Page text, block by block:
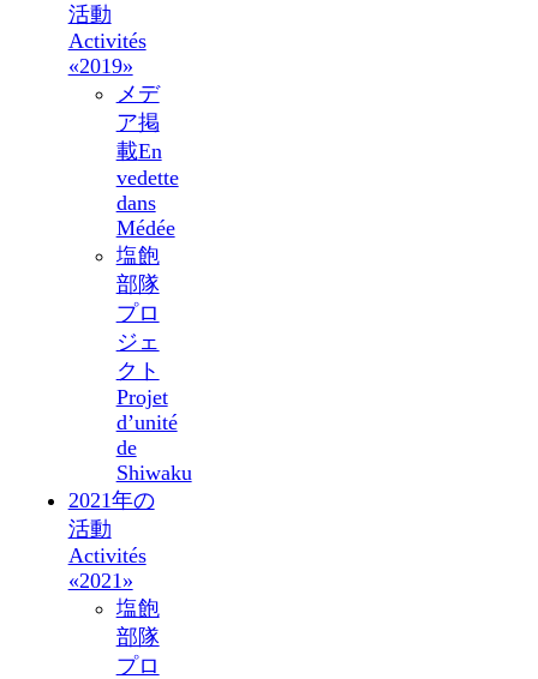
活動
Activités
«2019»
メデ
ア掲
載En
vedette
dans
Médée
塩飽
部隊
プロ
ジェ
クト
Projet
d’unité
de
Shiwaku
2021年の
活動
Activités
«2021»
塩飽
部隊
プロ